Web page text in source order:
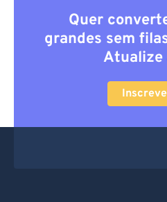
Quer
grandes sem
Atualize